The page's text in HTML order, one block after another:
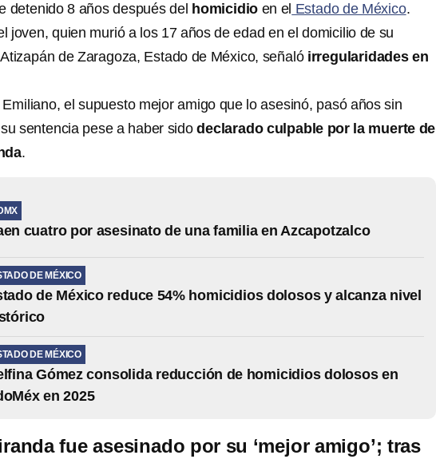
detenido 8 años después del homicidio en el Estado de México.
joven, quien murió a los 17 años de edad en el domicilio de su
de Zaragoza, Estado de México, señaló irregularidades en
el supuesto mejor amigo que lo asesinó, pasó años sin
sentencia pese a haber sidodeclarado culpable por la muerte de
.
cuatro por asesinato de una familia en Azcapotzalco
DE MÉXICO
de México reduce 54% homicidios dolosos y alcanza nivel
DE MÉXICO
Gómez consolida reducción de homicidios dolosos en
en 2025
fue asesinado por su ‘mejor amigo’; tras